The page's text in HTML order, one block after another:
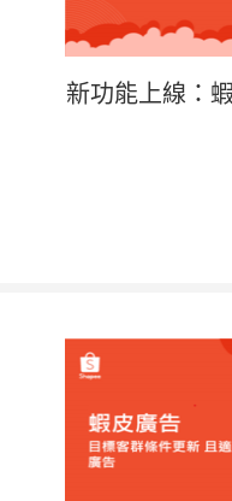
新功能上線：